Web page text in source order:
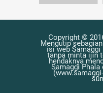
Copyright ©
Mengutip
isi web
tanpa minta ijin
hendaknya
Samaggi Phala